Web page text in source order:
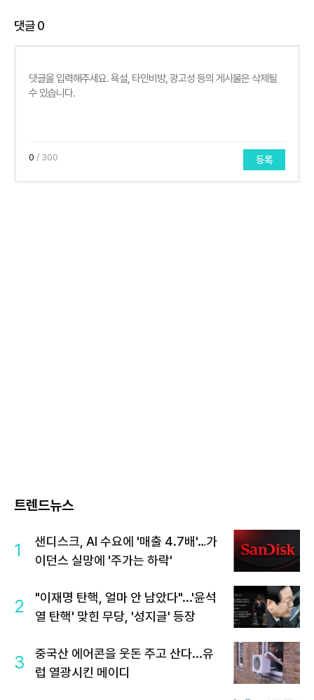
댓글0
0 / 300 등록
트렌드뉴스
1
샌디스크, AI 수요에 '매출 4.7배'…가
이던스 실망에 '주가는 하락'
2
"이재명 탄핵, 얼마 안 남았다"...'윤석
열 탄핵' 맞힌 무당, '성지글' 등장
3
중국산 에어콘을 웃돈 주고 산다...유
럽 열광시킨 메이디